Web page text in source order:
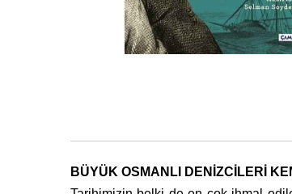
BÜYÜK OSMANLI DENİZCİLERİ